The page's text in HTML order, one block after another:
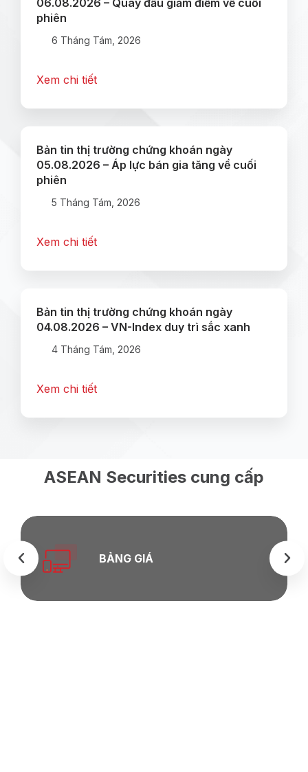
phiên
6 Tháng Tám, 2026
Xem chi tiết
Bản tin thị trường chứng khoán ngày
05.08.2026 – Áp lực bán gia tăng về cuối
phiên
5 Tháng Tám, 2026
Xem chi tiết
Bản tin thị trường chứng khoán ngày
04.08.2026 – VN-Index duy trì sắc xanh
4 Tháng Tám, 2026
Xem chi tiết
ASEAN Securities cung cấp
BẢNG GIÁ